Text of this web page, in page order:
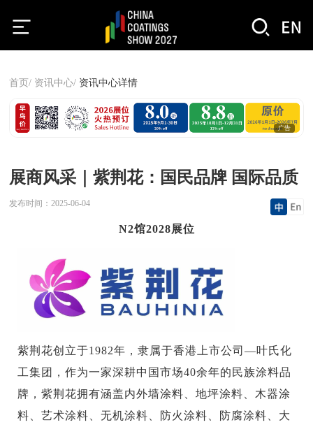
首页/ 资讯中心/ 资讯中心详情
广告
展商风采｜紫荆花：国民品牌 国际品质
发布时间： 2025-06-04
N2馆2028展位
紫荆花创立于1982年，隶属于香港上市公司—叶氏化
工集团，作为一家深耕中国市场40余年的民族涂料品
牌，紫荆花拥有涵盖内外墙涂料、地坪涂料、木器涂
料、艺术涂料、无机涂料、防火涂料、防腐涂料、大